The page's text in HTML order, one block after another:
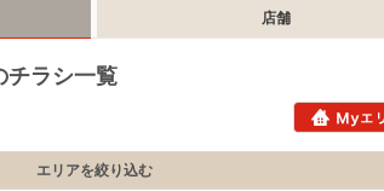
店舗
チラシ一覧
エリアを絞り込む